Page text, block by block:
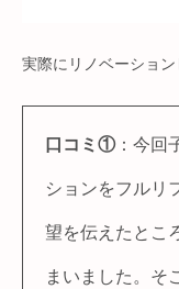
実際にリノベーション
口コミ①：今回
ションをフルリ
望を伝えたとこ
まいました。そ